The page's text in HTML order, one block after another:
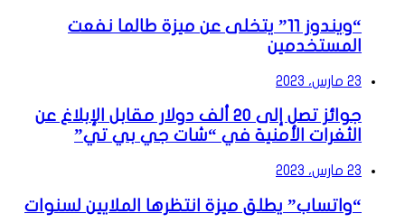
“ويندوز 11” يتخلى عن ميزة طالما نفعت
المستخدمين
23 مارس، 2023
جوائز تصل إلى 20 ألف دولار مقابل الإبلاغ عن
الثغرات الأمنية في “شات جي بي تي”
23 مارس، 2023
“واتساب” يطلق ميزة انتظرها الملايين لسنوات